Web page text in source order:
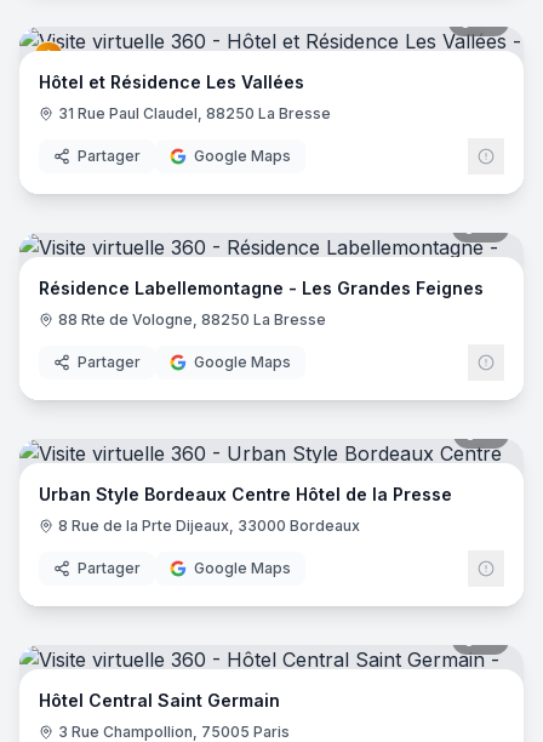
Hôtel et Résidence Les Vallées
31 Rue Paul Claudel, 88250 La Bresse
Partager Google Maps
Résidence Labellemontagne - Les Grandes Feignes
88 Rte de Vologne, 88250 La Bresse
Partager Google Maps
Urban Style Bordeaux Centre Hôtel de la Presse
8 Rue de la Prte Dijeaux, 33000 Bordeaux
Partager Google Maps
Hôtel Central Saint Germain
3 Rue Champollion, 75005 Paris